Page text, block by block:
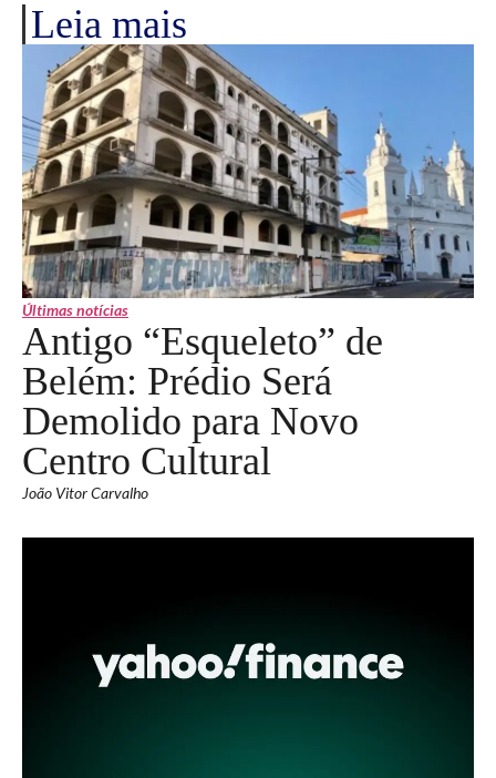
Leia mais
Últimas notícias
Antigo “Esqueleto” de
Belém: Prédio Será
Demolido para Novo
Centro Cultural
João Vitor Carvalho